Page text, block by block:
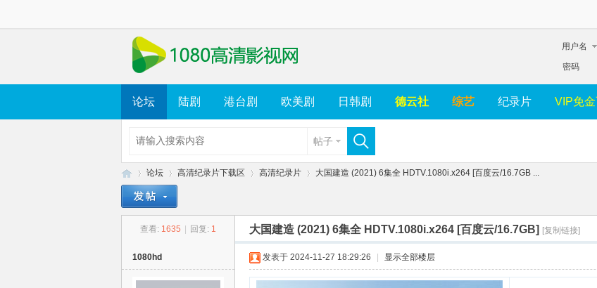
用户名
密码
论坛 陆剧 港台剧 欧美剧 日韩剧 德云社 综艺 纪录片 VIP免金
帖子
论坛
›
高清纪录片下载区 高清纪录片
›
大国建造 (2021) 6集全 HDTV.1080i.x264 [百度云/16.7GB ...
查看: 1635 回复: 1 大国建造 (2021) 6集全 HDTV.1080i.x264 [百度云/16.7GB] [复制链接]
1080hd 发表于 2024-11-27 18:29:26 显示全部楼层